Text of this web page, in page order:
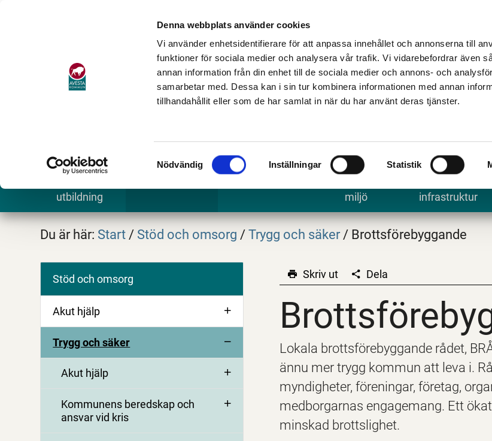
Denna webbplats använder cookies
Vi använder enhetsidentifierare för att anpassa innehållet och annonserna till
funktioner för sociala medier och analysera vår trafik. Vi vidarebefordrar även
annan information från din enhet till de sociala medier och annons- och
samarbetar med. Dessa kan i sin tur kombinera informationen med annan
tillhandahållit eller som de har samlat in när du har använt deras tjänster.
Samtyckesval
Nödvändig Inställningar Statistik
utbildning
miljö
infrastruktur
Du är här: Start / Stöd och omsorg / Trygg och säker / Brottsförebyggande
Stöd och omsorg
Akut hjälp
Trygg och säker
Akut hjälp
Kommunens beredskap och
ansvar vid kris
Skriv ut Dela
Lokala brottsförebyggande rådet,
ännu mer trygg kommun att leva i.
myndigheter, föreningar, företag,
medborgarnas engagemang. Ett
minskad brottslighet.